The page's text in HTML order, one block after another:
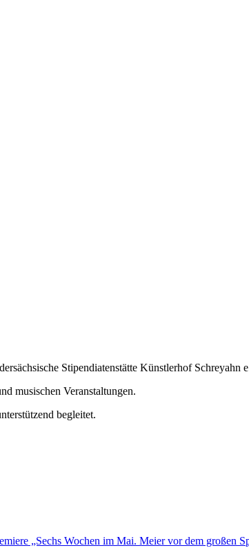
Stipendiatenstätte Künstlerhof Schreyahn
musischen Veranstaltungen.
begleitet.
„Sechs Wochen im Mai. Meier vor dem großen